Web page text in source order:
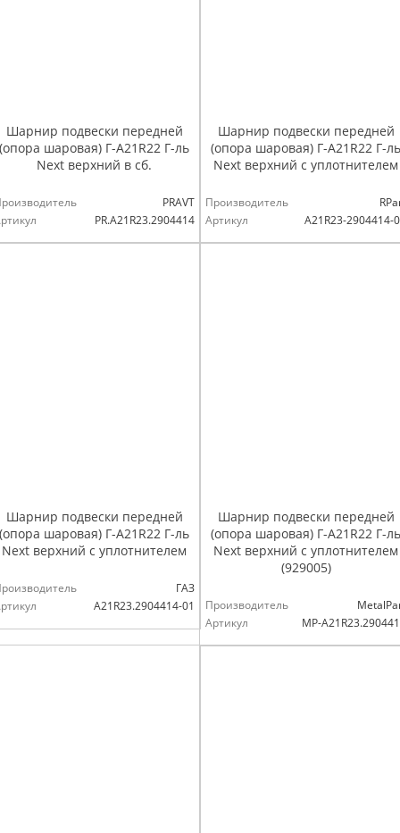
Шарнир подвески передней
(опора шаровая) Г-А21R22 Г-ль
Next верхний в сб.
PRAVT
PR.A21R23.2904414
Шарнир подвески передней
(опора шаровая) Г-А21R22 Г-ль
Next верхний с уплотнителем
Производитель
Артикул
A21R23-2904414-
Шарнир подвески передней
(опора шаровая) Г-А21R22 Г-ль
Next верхний с уплотнителем
ГАЗ
А21R23.2904414-01
Шарнир подвески передней
(опора шаровая) Г-А21R22 Г-ль
Next верхний с уплотнителем
(929005)
Производитель
Артикул
MP-